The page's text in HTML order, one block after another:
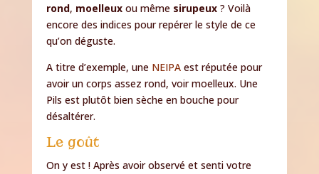
rond, moelleuxou même sirupeux? Voilà
encore des indices pour repérer le style de ce
qu’on déguste.
A titre d’exemple, une NEIPAest réputée pour
avoir un corps assez rond, voir moelleux. Une
Pils est plutôt bien sèche en bouche pour
désaltérer.
Le goût
On y est ! Après avoir observé et senti votre